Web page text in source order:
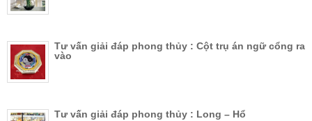
Tư vấn giải đáp phong thủy : Cột trụ án ngữ cổng ra
vào
Tư vấn giải đáp phong thủy : Long – Hổ